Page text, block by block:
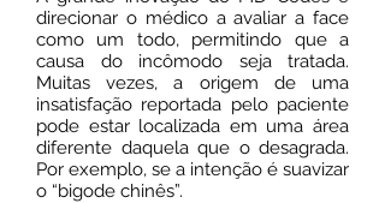
direcionar o médico a avaliar a face
como um todo, permitindo que a
causa do incômodo seja tratada.
Muitas vezes, a origem de uma
insatisfação reportada pelo paciente
pode estar localizada em uma área
diferente daquela que o desagrada.
Por exemplo, se a intenção é suavizar
o “bigode chinês”.